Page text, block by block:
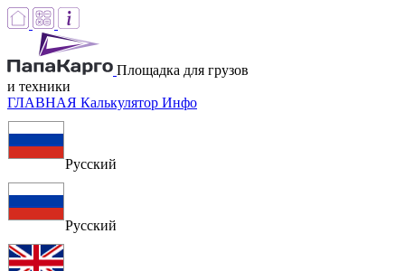
Площадка для грузов
и техники
ГЛАВНАЯ Калькулятор Инфо
Русский
Русский